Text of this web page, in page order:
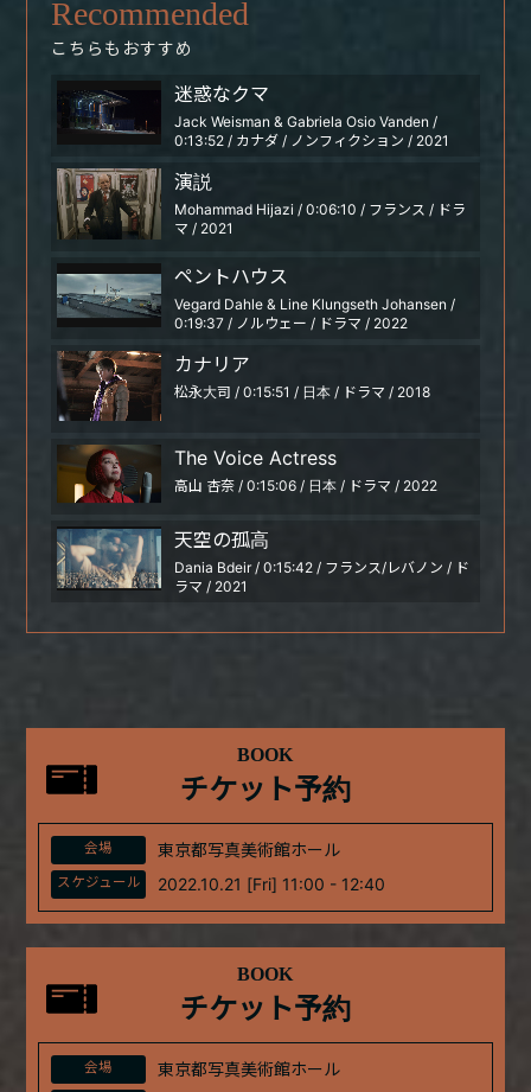
Recommended
こちらもおすすめ
迷惑なクマ
Jack Weisman & Gabriela Osio Vanden /
0:13:52 / カナダ / ノンフィクション / 2021
演説
Mohammad Hijazi / 0:06:10 / フランス / ドラ
マ / 2021
ペントハウス
Vegard Dahle & Line Klungseth Johansen /
0:19:37 / ノルウェー / ドラマ / 2022
カナリア
松永大司 / 0:15:51 / 日本 / ドラマ / 2018
The Voice Actress
高山 杏奈 / 0:15:06 / 日本 / ドラマ / 2022
天空の孤高
Dania Bdeir / 0:15:42 / フランス/レバノン / ド
ラマ / 2021
BOOK
チケット予約
会場 東京都写真美術館ホール
スケジュール 2022.10.21 [Fri] 11:00 - 12:40
BOOK
チケット予約
会場 東京都写真美術館ホール